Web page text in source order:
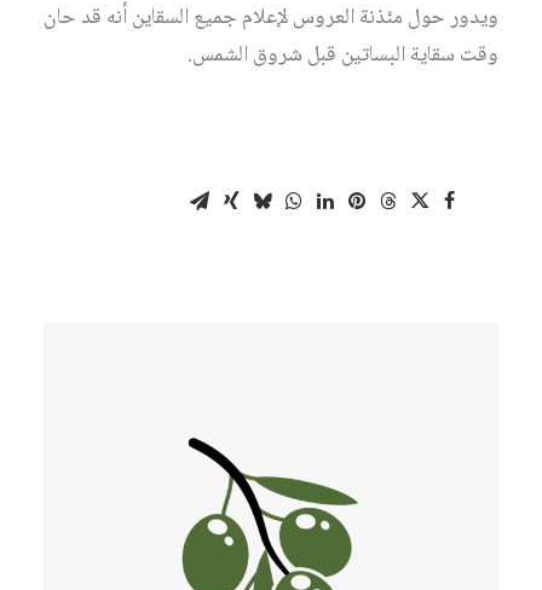
ويدور حول مئذنة العروس لإعلام جميع السقاين أنه قد حان
وقت سقاية البساتين قبل شروق الشمس.